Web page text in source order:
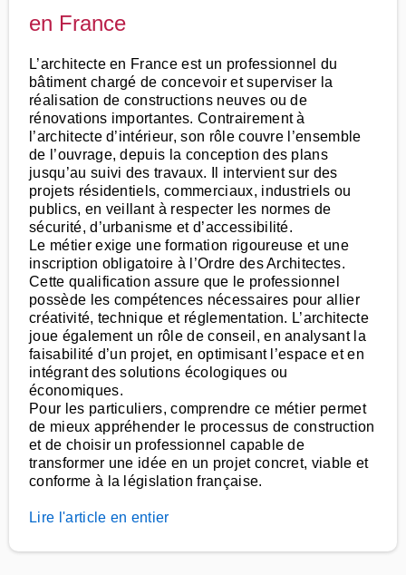
en France
L’architecte en France est un professionnel du
bâtiment chargé de concevoir et superviser la
réalisation de constructions neuves ou de
rénovations importantes. Contrairement à
l’architecte d’intérieur, son rôle couvre l’ensemble
de l’ouvrage, depuis la conception des plans
jusqu’au suivi des travaux. Il intervient sur des
projets résidentiels, commerciaux, industriels ou
publics, en veillant à respecter les normes de
sécurité, d’urbanisme et d’accessibilité.
Le métier exige une formation rigoureuse et une
inscription obligatoire à l’Ordre des Architectes.
Cette qualification assure que le professionnel
possède les compétences nécessaires pour allier
créativité, technique et réglementation. L’architecte
joue également un rôle de conseil, en analysant la
faisabilité d’un projet, en optimisant l’espace et en
intégrant des solutions écologiques ou
économiques.
Pour les particuliers, comprendre ce métier permet
de mieux appréhender le processus de construction
et de choisir un professionnel capable de
transformer une idée en un projet concret, viable et
conforme à la législation française.
Lire l'article en entier